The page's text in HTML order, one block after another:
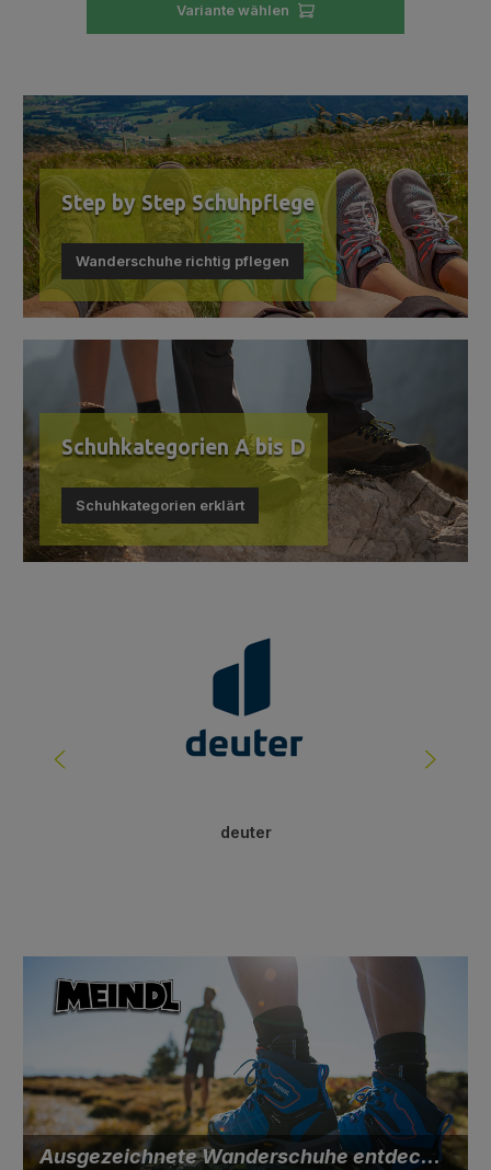
Variante wählen
Step by Step Schuhpflege
Wanderschuhe richtig pflegen
Schuhkategorien A bis D
Schuhkategorien erklärt
deuter
Ausgezeichnete Wanderschuhe entdecken